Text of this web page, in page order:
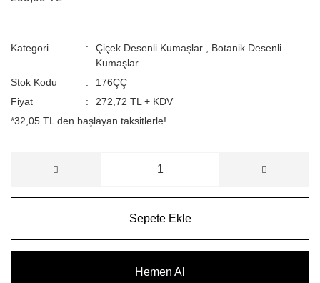
Kategori Çiçek Desenli Kumaşlar
Botanik Desenli
Kumaşlar
Stok Kodu
176ÇÇ
Fiyat
272,72 TL + KDV
*32,05 TL den başlayan taksitlerle!
Sepete Ekle
Hemen Al